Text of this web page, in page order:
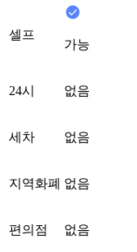
셀프
가능
24시 없음
세차 없음
지역화폐 없음
편의점 없음